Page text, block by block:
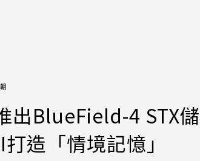
出BlueField-4 STX
造「情境記憶」